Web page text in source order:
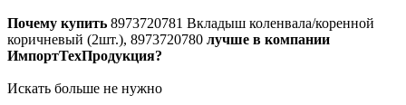
Почему купить 8973720781 Вкладыш коленвала/коренной
коричневый (2шт.), 8973720780 лучше в компании
ИмпортТехПродукция?
Искать больше не нужно